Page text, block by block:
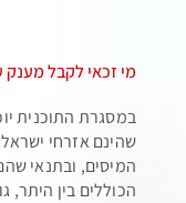
מי זכאי לקבל מענק
במסגרת התוכנית
שהינם אזרחי
המיסים, ובתנאי
הכוללים בין היתר,